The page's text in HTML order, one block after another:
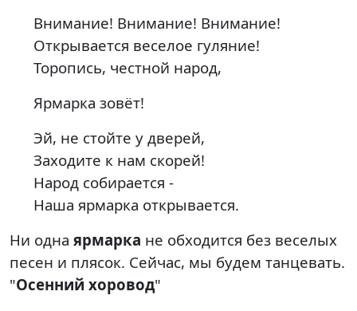
Внимание! Внимание! Внимание!
Открывается веселое гуляние!
Торопись, честной народ,
Ярмарка зовёт!
Эй, не стойте у дверей,
Заходите к нам скорей!
Народ собирается -
Наша ярмарка открывается.
Ни одна ярмарка не обходится без веселых
песен и плясок. Сейчас, мы будем танцевать.
"Осенний хоровод"